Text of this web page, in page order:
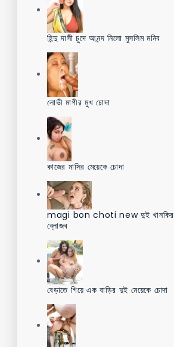
হিন্দু দাসী চুদে আনন্দ নিলো মুসলিম মনিব
লোভী মাগীর মুখ চোদা
কাজের মাসির মেয়েকে চোদা
magi bon choti new দুই খানকির
ব্লোজব
বেড়াতে গিয়ে এক বাড়ির দুই মেয়েকে চোদা